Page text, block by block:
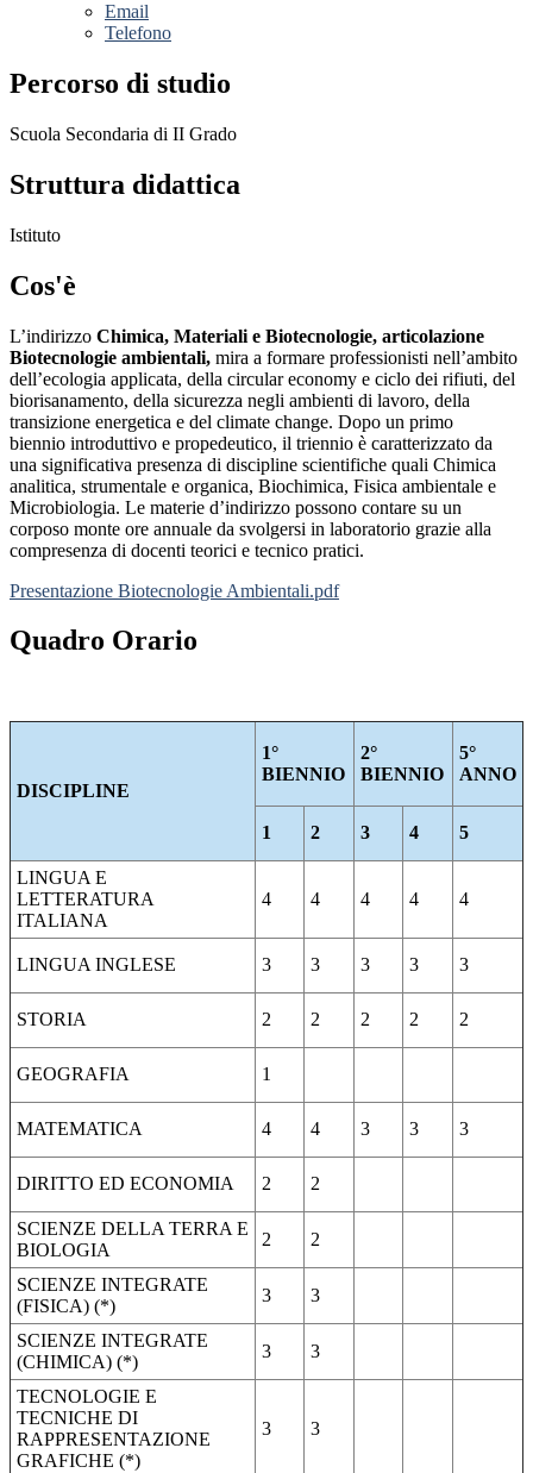
Email
Telefono
Percorso di studio
Scuola Secondaria di II Grado
Struttura didattica
Istituto
Cos'è
L’indirizzo Chimica, Materiali e Biotecnologie, articolazione
Biotecnologie ambientali, mira a formare professionisti nell’ambito
dell’ecologia applicata, della circular economy e ciclo dei rifiuti, del
biorisanamento, della sicurezza negli ambienti di lavoro, della
transizione energetica e del climate change. Dopo un primo
biennio introduttivo e propedeutico, il triennio è caratterizzato da
una significativa presenza di discipline scientifiche quali Chimica
analitica, strumentale e organica, Biochimica, Fisica ambientale e
Microbiologia. Le materie d’indirizzo possono contare su un
corposo monte ore annuale da svolgersi in laboratorio grazie alla
compresenza di docenti teorici e tecnico pratici.
Presentazione Biotecnologie Ambientali.pdf
Quadro Orario
DISCIPLINE
1°
BIENNIO
2°
BIENNIO
5°
ANNO
1 2 3 4 5
LINGUA E
LETTERATURA
ITALIANA
4 4 4 4 4
LINGUA INGLESE 3 3 3 3 3
STORIA 2 2 2 2 2
GEOGRAFIA 1
MATEMATICA 4 4 3 3 3
DIRITTO ED ECONOMIA 2 2
SCIENZE DELLA TERRA E
BIOLOGIA
2 2
SCIENZE INTEGRATE
(FISICA) (*)
3 3
SCIENZE INTEGRATE
(CHIMICA) (*)
3 3
TECNOLOGIE E
TECNICHE DI
RAPPRESENTAZIONE
GRAFICHE (*)
3 3